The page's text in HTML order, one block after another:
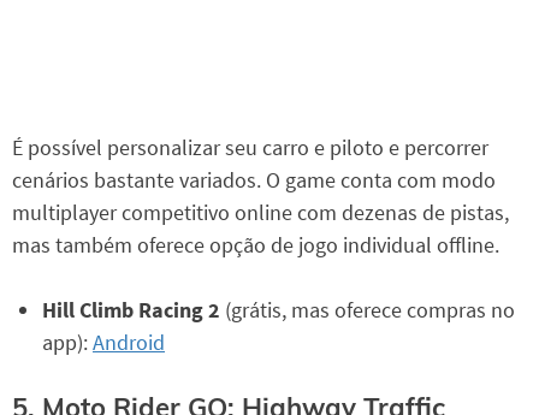
É possível personalizar seu carro e piloto e percorrer
cenários bastante variados. O game conta com modo
multiplayer competitivo online com dezenas de pistas,
mas também oferece opção de jogo individual offline.
Hill Climb Racing 2 (grátis, mas oferece compras no
app):Android
5. Moto Rider GO: Highway Traffic